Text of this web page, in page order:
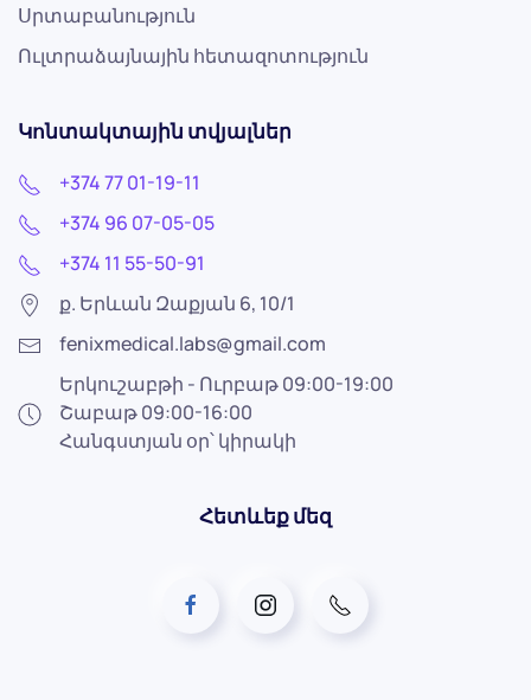
Սրտաբանություն
Ուլտրաձայնային հետազոտություն
Կոնտակտային տվյալներ
+374 77 01-19-11
+374 96 07-05-05
+374 11 55-50-91
ք. Երևան Զաքյան 6, 10/1
fenixmedical.labs@gmail.com
Երկուշաբթի - Ուրբաթ 09:00-19:00
Շաբաթ 09:00-16:00
Հանգստյան օր՝ կիրակի
Հետևեք մեզ